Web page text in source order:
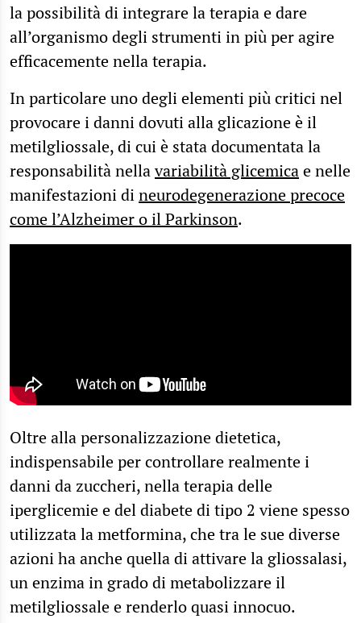
la possibilità di integrare la terapia e dare
all’organismo degli strumenti in più per agire
efficacemente nella terapia.
In particolare uno degli elementi più critici nel
provocare i danni dovuti alla glicazione è il
metilgliossale, di cui è stata documentata la
responsabilità nellavariabilità glicemicae nelle
manifestazioni dineurodegenerazione precoce
come l’Alzheimer o il Parkinson.
Oltre alla personalizzazione dietetica,
indispensabile per controllare realmente i
danni da zuccheri, nella terapia delle
iperglicemie e del diabete di tipo 2 viene spesso
utilizzata la metformina, che tra le sue diverse
azioni ha anche quella di attivare la gliossalasi,
un enzima in grado di metabolizzare il
metilgliossale e renderlo quasi innocuo.